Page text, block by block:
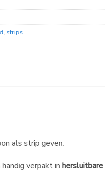
, strips
als strip geven.
verpakt in hersluitbare